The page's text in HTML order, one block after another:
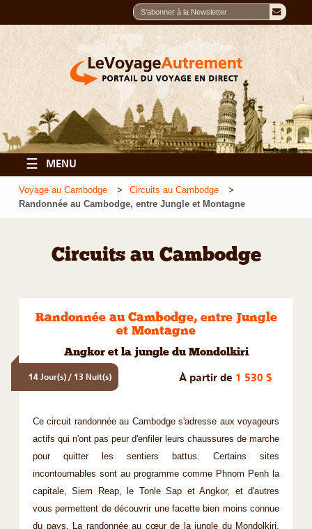
☰ MENU
Voyage au Cambodge
Circuits au Cambodge
Randonnée au Cambodge, entre Jungle et Montagne
Circuits au Cambodge
Randonnée au Cambodge, entre Jungle
et Montagne
Angkor et la jungle du Mondolkiri
14 Jour(s) / 13 Nuit(s) À partir de 1 530 $
Ce circuit randonnée au Cambodge s'adresse aux voyageurs
actifs qui n'ont pas peur d'enfiler leurs chaussures de marche
pour quitter les sentiers battus. Certains sites
incontournables sont au programme comme Phnom Penh la
capitale, Siem Reap, le Tonle Sap et Angkor, et d'autres
vous permettent de découvrir une facette bien moins connue
du pays. La randonnée au cœur de la jungle du Mondolkiri,